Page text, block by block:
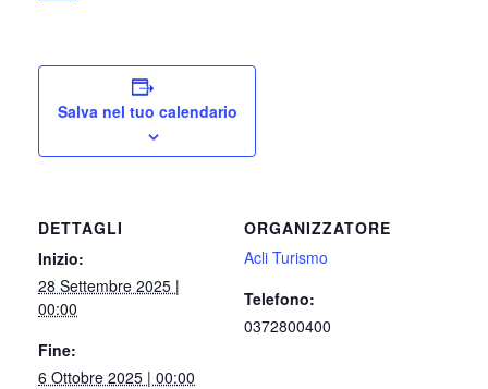
Salva nel tuo calendario
DETTAGLI
Inizio:
28 Settembre 2025 |
00:00
Fine:
6 Ottobre 2025 | 00:00
ORGANIZZATORE
Acli Turismo
Telefono:
0372800400